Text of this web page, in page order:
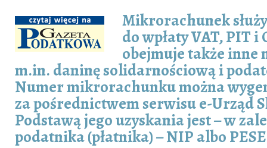
Mikrorachunek
do wpłaty VAT, PIT
obejmuje także inne
m.in. daninę solidarnościową i
Numer mikrorachunku można
za pośrednictwem serwisu e-Urząd
Podstawą jego uzyskania jest – w
podatnika (płatnika) – NIP albo